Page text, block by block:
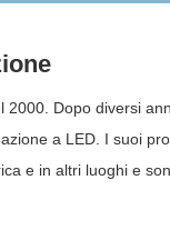
Dopo diversi
a LED. I suoi
e in altri luoghi e